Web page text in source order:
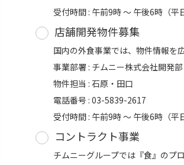
受付時間 : 午前9時 ～ 午後6時（平
店舗開発物件募集
国内の外食事業では、物件情報を
事業部署 : チムニー株式会社開発部
物件担当 : 石原・田口
電話番号 : 03-5839-2617
受付時間 : 午前9時 ～ 午後6時（平
コントラクト事業
チムニーグループでは『食』のプ